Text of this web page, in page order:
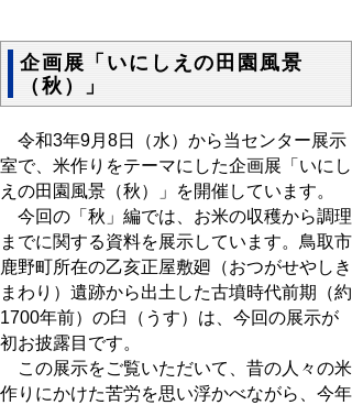
企画展「いにしえの田園風景
（秋）」
令和3年9月8日（水）から当センター展示
室で、米作りをテーマにした企画展「いにし
えの田園風景（秋）」を開催しています。
今回の「秋」編では、お米の収穫から調理
までに関する資料を展示しています。鳥取市
鹿野町所在の乙亥正屋敷廻（おつがせやしき
まわり）遺跡から出土した古墳時代前期（約
1700年前）の臼（うす）は、今回の展示が
初お披露目です。
この展示をご覧いただいて、昔の人々の米
作りにかけた苦労を思い浮かべながら、今年